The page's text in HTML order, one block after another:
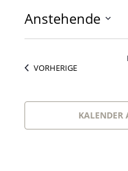
Anstehende
VORHERIGE
KALENDER